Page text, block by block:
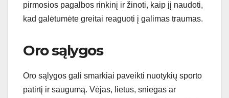
pirmosios pagalbos rinkinį ir žinoti, kaip jį naudoti,
kad galėtumėte greitai reaguoti į galimas traumas.
Oro sąlygos
Oro sąlygos gali smarkiai paveikti nuotykių sporto
patirtį ir saugumą. Vėjas, lietus, sniegas ar